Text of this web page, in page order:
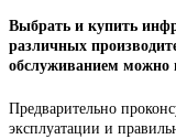
Выбрать и купить
различных
обслуживанием можно
Предварительно
эксплуатации и